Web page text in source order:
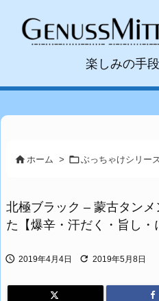
楽しみの手
 ホーム > ぶっちゃけシリー
北極ブラック – 蒙古タン
た【爆辛・汗だく・旨し・
 2019年4月4日  2019年5月8日